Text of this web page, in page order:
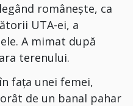
românește, ca
UTA-ei, a
A mimat după
terenului.
fața unei femei,
de un banal pahar